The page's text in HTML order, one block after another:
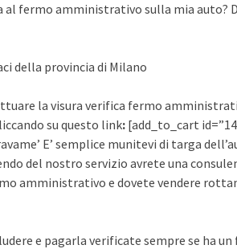
fermo amministrativo sulla mia auto?
della provincia di Milano
la visura verifica fermo
su questo link: [add_to_cart
E’ semplice munitevi di targa
del nostro servizio avrete una
amministrativo e dovete vendere
e pagarla verificate sempre se ha